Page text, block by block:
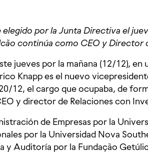
por la Junta Directiva el
continúa como CEO y Director
jueves por la mañana (12/12),
Knapp es el nuevo
12, el cargo que ocupaba, de
y director de Relaciones con
de Empresas por la
por la Universidad Nova
y Auditoría por la Fundação